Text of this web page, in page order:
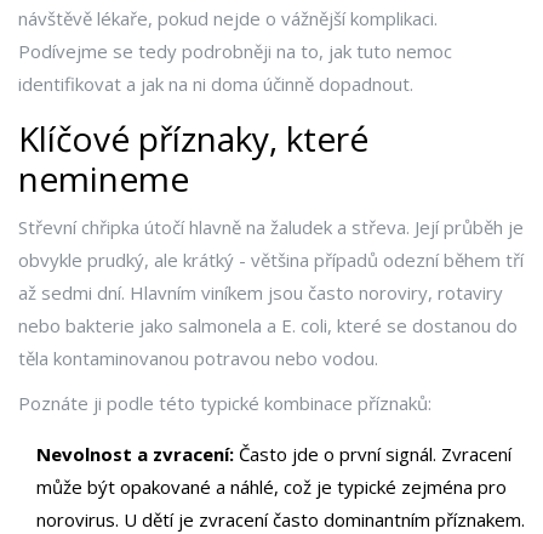
návštěvě lékaře, pokud nejde o vážnější komplikaci.
Podívejme se tedy podrobněji na to, jak tuto nemoc
identifikovat a jak na ni doma účinně dopadnout.
Klíčové příznaky, které
nemineme
Střevní chřipka útočí hlavně na žaludek a střeva. Její průběh je
obvykle prudký, ale krátký - většina případů odezní během tří
až sedmi dní. Hlavním viníkem jsou často noroviry, rotaviry
nebo bakterie jako salmonela a E. coli, které se dostanou do
těla kontaminovanou potravou nebo vodou.
Poznáte ji podle této typické kombinace příznaků:
Nevolnost a zvracení: Často jde o první signál. Zvracení
může být opakované a náhlé, což je typické zejména pro
norovirus. U dětí je zvracení často dominantním příznakem.